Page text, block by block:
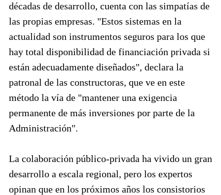
décadas de desarrollo, cuenta con las simpatías de
las propias empresas. "Estos sistemas en la
actualidad son instrumentos seguros para los que
hay total disponibilidad de financiación privada si
están adecuadamente diseñados", declara la
patronal de las constructoras, que ve en este
método la vía de "mantener una exigencia
permanente de más inversiones por parte de la
Administración".
La colaboración público-privada ha vivido un gran
desarrollo a escala regional, pero los expertos
opinan que en los próximos años los consistorios